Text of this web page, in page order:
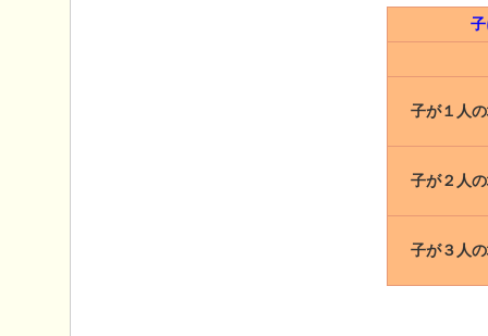
子が１人
子が２人
子が３人